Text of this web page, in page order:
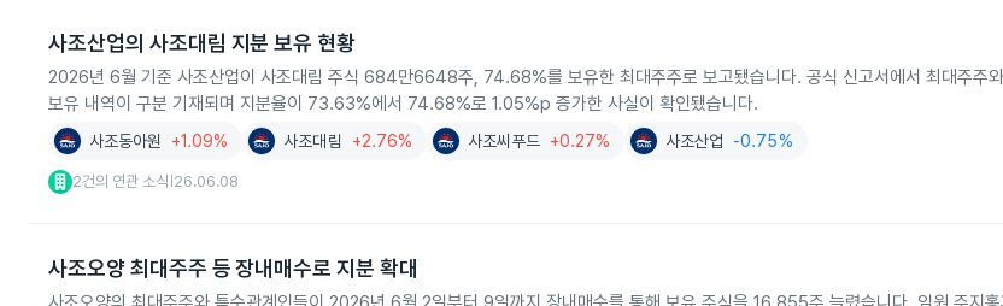
사조산업의 사조대림 지분 보유 현황
2026년 6월 기준 사조산업이 사조대림 주식 684만6648주, 74.68%를 보유한 최대주주로 보고됐습니다. 공식 신고서에서 최대주주와
보유 내역이 구분 기재되며 지분율이 73.63%에서 74.68%로 1.05%p 증가한 사실이 확인됐습니다.
사조동아원 +1.09% 사조대림 +2.76% 사조씨푸드 +0.27% 사조산업 -0.75%
2건의 연관 소식 26.06.08
사조오양 최대주주 등 장내매수로 지분 확대